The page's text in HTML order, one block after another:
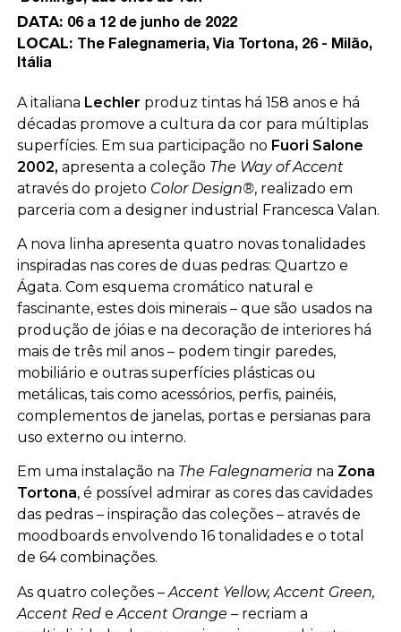
DATA: 06 a 12 de junho de 2022
LOCAL: The Falegnameria, Via Tortona, 26 - Milão,
Itália
A italiana Lechler produz tintas há 158 anos e há
décadas promove a cultura da cor para múltiplas
superfícies. Em sua participação no Fuori Salone
2002, apresenta a coleção The Way of Accent
através do projeto Color Design®, realizado em
parceria com a designer industrial Francesca Valan.
A nova linha apresenta quatro novas tonalidades
inspiradas nas cores de duas pedras: Quartzo e
Ágata. Com esquema cromático natural e
fascinante, estes dois minerais – que são usados na
produção de jóias e na decoração de interiores há
mais de três mil anos – podem tingir paredes,
mobiliário e outras superfícies plásticas ou
metálicas, tais como acessórios, perfis, painéis,
complementos de janelas, portas e persianas para
uso externo ou interno.
Em uma instalação na The Falegnameria na Zona
Tortona, é possível admirar as cores das cavidades
das pedras – inspiração das coleções – através de
moodboards envolvendo 16 tonalidades e o total
de 64 combinações.
As quatro coleções – Accent Yellow, Accent Green,
Accent Red e Accent Orange – recriam a